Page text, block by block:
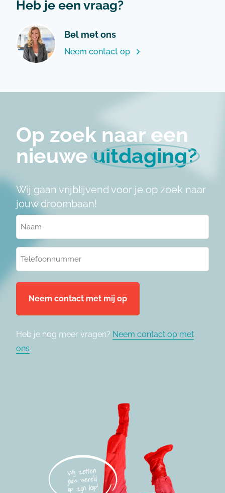
Heb je een vraag?
Bel met ons
Neem contact op
Op zoek naar een
nieuweuitdaging?
Wij gaan vrijblijvend voor je op zoek naar
jouw droombaan!
Heb je nog meer vragen? Neem contact op met
ons.